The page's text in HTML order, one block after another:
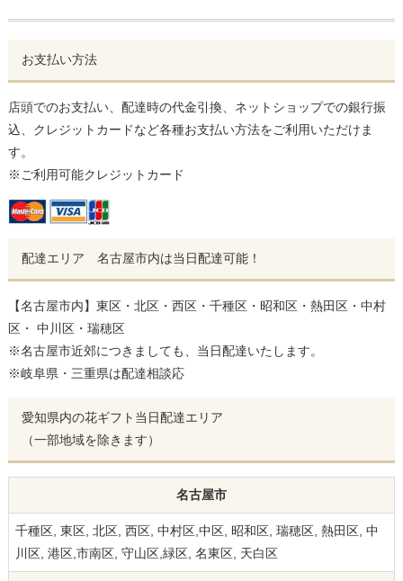
お支払い方法
店頭でのお支払い、配達時の代金引換、ネットショップでの銀行振
込、クレジットカードなど各種お支払い方法をご利用いただけま
す。
※ご利用可能クレジットカード
配達エリア 名古屋市内は当日配達可能！
【名古屋市内】東区・北区・西区・千種区・昭和区・熱田区・中村
区・ 中川区・瑞穂区
※名古屋市近郊につきましても、当日配達いたします。
※岐阜県・三重県は配達相談応
愛知県内の花ギフト当日配達エリア
（一部地域を除きます）
名古屋市
千種区, 東区, 北区, 西区, 中村区,中区, 昭和区, 瑞穂区, 熱田区, 中
川区, 港区,市南区, 守山区,緑区, 名東区, 天白区